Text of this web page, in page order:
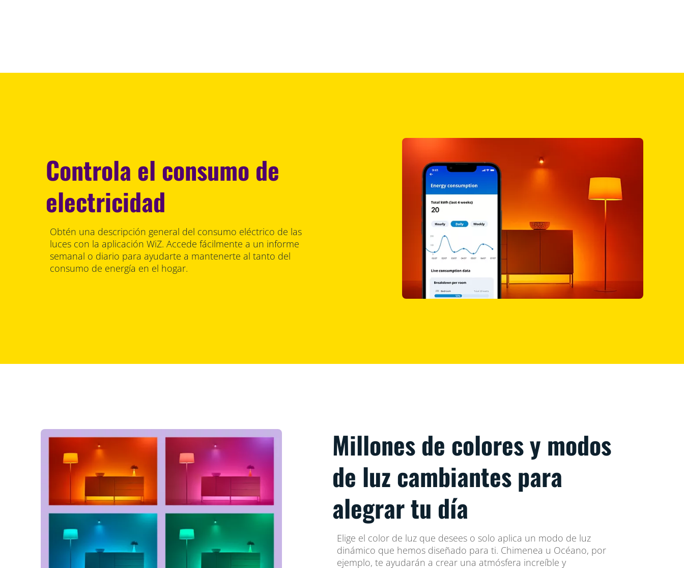
Controla el consumo de
electricidad
Obtén una descripción general del consumo eléctrico de las
luces con la aplicación WiZ. Accede fácilmente a un informe
semanal o diario para ayudarte a mantenerte al tanto del
consumo de energía en el hogar.
Millones de colores y modos
de luz cambiantes para
alegrar tu día
Elige el color de luz que desees o solo aplica un modo de luz
dinámico que hemos diseñado para ti. Chimenea u Océano, por
ejemplo, te ayudarán a crear una atmósfera increíble y